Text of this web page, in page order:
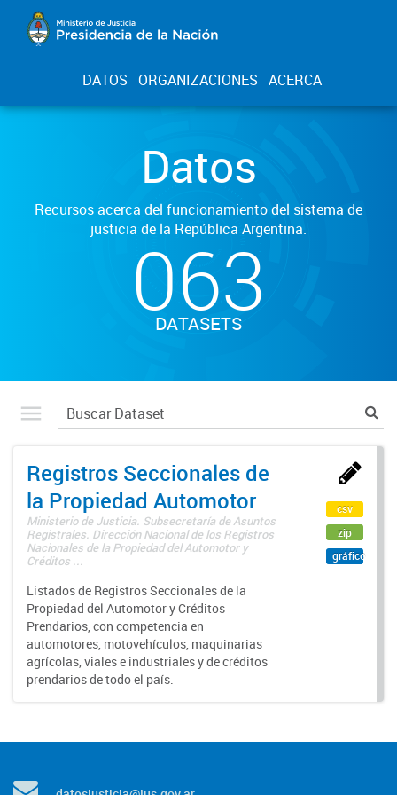
DATOS ORGANIZACIONES ACERCA
Datos
Recursos acerca del funcionamiento del sistema de
justicia de la República Argentina.
063
DATASETS
Registros Seccionales de
la Propiedad Automotor
Ministerio de Justicia. Subsecretaría de Asuntos
Registrales. Dirección Nacional de los Registros
Nacionales de la Propiedad del Automotor y
Créditos ...
Listados de Registros Seccionales de la
Propiedad del Automotor y Créditos
Prendarios, con competencia en
automotores, motovehículos, maquinarias
agrícolas, viales e industriales y de créditos
prendarios de todo el país.
csv
zip
gráfico